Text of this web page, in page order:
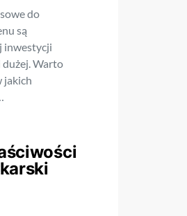
do
są
inwestycji
dużej. Warto
jakich